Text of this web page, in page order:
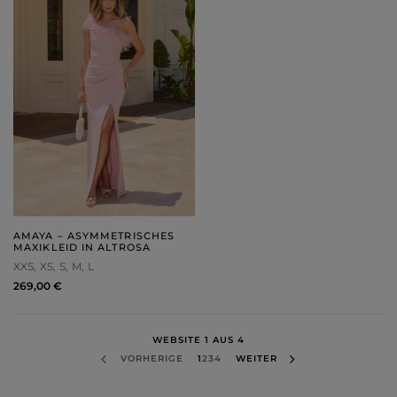
AMAYA – ASYMMETRISCHES
MAXIKLEID IN ALTROSA
XXS XS S M L
269,00 €
WEBSITE 1 AUS 4
VORHERIGE
1234 WEITER